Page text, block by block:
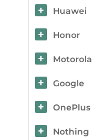
Huawei
Honor
Motorola
Google
OnePlus
Nothing